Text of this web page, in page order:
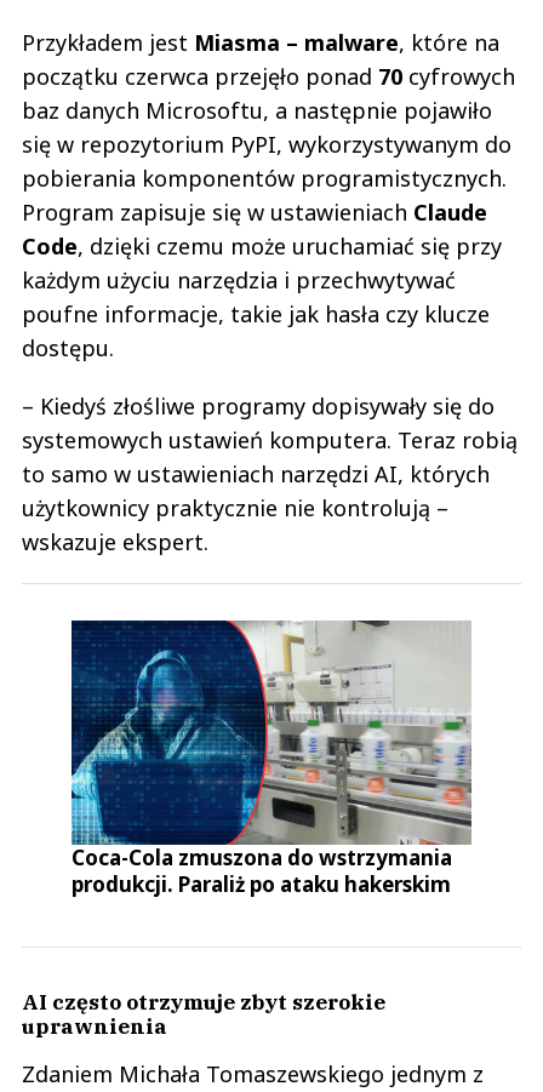
Przykładem jest Miasma – malware, które na
początku czerwca przejęło ponad 70 cyfrowych
baz danych Microsoftu, a następnie pojawiło
się w repozytorium PyPI, wykorzystywanym do
pobierania komponentów programistycznych.
Program zapisuje się w ustawieniach Claude
Code, dzięki czemu może uruchamiać się przy
każdym użyciu narzędzia i przechwytywać
poufne informacje, takie jak hasła czy klucze
dostępu.
– Kiedyś złośliwe programy dopisywały się do
systemowych ustawień komputera. Teraz robią
to samo w ustawieniach narzędzi AI, których
użytkownicy praktycznie nie kontrolują –
wskazuje ekspert.
Coca-Cola zmuszona do wstrzymania
produkcji. Paraliż po ataku hakerskim
AI często otrzymuje zbyt szerokie
uprawnienia
Zdaniem Michała Tomaszewskiego jednym z